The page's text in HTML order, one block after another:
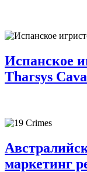
Испанское
Tharsys
маркетинг